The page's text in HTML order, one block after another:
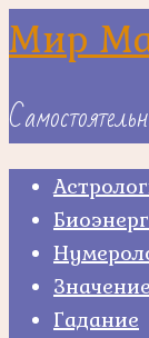
Skip
to
Мир
Гадание